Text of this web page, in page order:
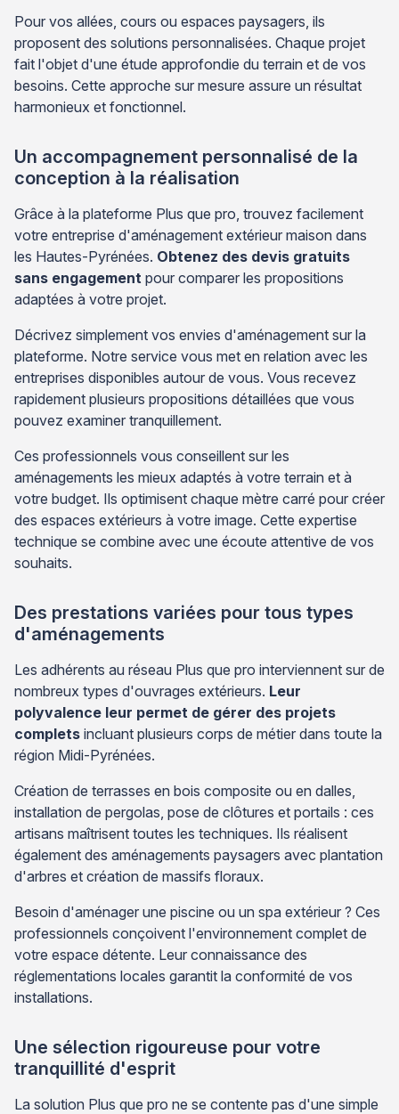
Pour vos allées, cours ou espaces paysagers, ils
proposent des solutions personnalisées. Chaque projet
fait l'objet d'une étude approfondie du terrain et de vos
besoins. Cette approche sur mesure assure un résultat
harmonieux et fonctionnel.
Un accompagnement personnalisé de la
conception à la réalisation
Grâce à la plateforme Plus que pro, trouvez facilement
votre entreprise d'aménagement extérieur maison dans
les Hautes-Pyrénées. Obtenez des devis gratuits
sans engagement pour comparer les propositions
adaptées à votre projet.
Décrivez simplement vos envies d'aménagement sur la
plateforme. Notre service vous met en relation avec les
entreprises disponibles autour de vous. Vous recevez
rapidement plusieurs propositions détaillées que vous
pouvez examiner tranquillement.
Ces professionnels vous conseillent sur les
aménagements les mieux adaptés à votre terrain et à
votre budget. Ils optimisent chaque mètre carré pour créer
des espaces extérieurs à votre image. Cette expertise
technique se combine avec une écoute attentive de vos
souhaits.
Des prestations variées pour tous types
d'aménagements
Les adhérents au réseau Plus que pro interviennent sur de
nombreux types d'ouvrages extérieurs. Leur
polyvalence leur permet de gérer des projets
complets incluant plusieurs corps de métier dans toute la
région Midi-Pyrénées.
Création de terrasses en bois composite ou en dalles,
installation de pergolas, pose de clôtures et portails : ces
artisans maîtrisent toutes les techniques. Ils réalisent
également des aménagements paysagers avec plantation
d'arbres et création de massifs floraux.
Besoin d'aménager une piscine ou un spa extérieur ? Ces
professionnels conçoivent l'environnement complet de
votre espace détente. Leur connaissance des
réglementations locales garantit la conformité de vos
installations.
Une sélection rigoureuse pour votre
tranquillité d'esprit
La solution Plus que pro ne se contente pas d'une simple